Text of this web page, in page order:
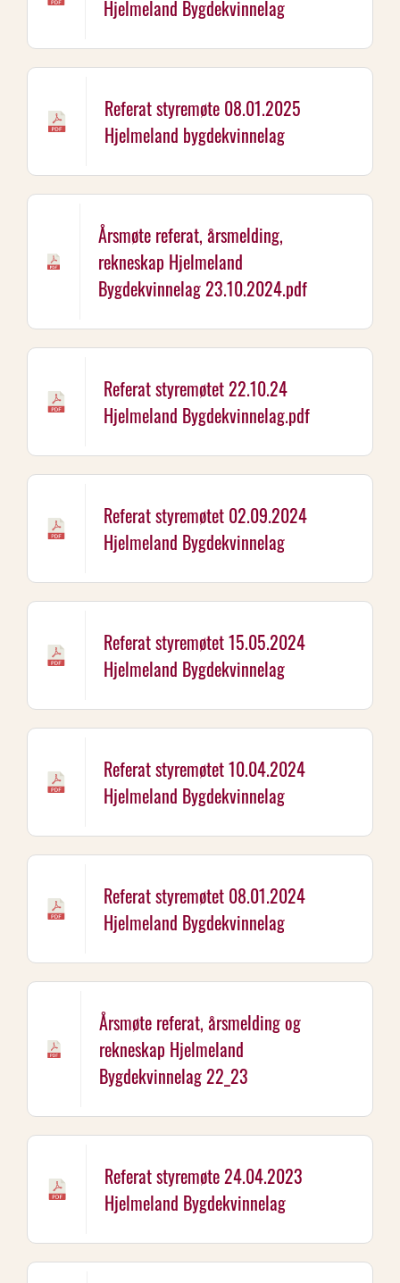
Hjelmeland Bygdekvinnelag
Referat styremøte 08.01.2025
Hjelmeland bygdekvinnelag
Årsmøte referat, årsmelding,
rekneskap Hjelmeland
Bygdekvinnelag 23.10.2024.pdf
Referat styremøtet 22.10.24
Hjelmeland Bygdekvinnelag.pdf
Referat styremøtet 02.09.2024
Hjelmeland Bygdekvinnelag
Referat styremøtet 15.05.2024
Hjelmeland Bygdekvinnelag
Referat styremøtet 10.04.2024
Hjelmeland Bygdekvinnelag
Referat styremøtet 08.01.2024
Hjelmeland Bygdekvinnelag
Årsmøte referat, årsmelding og
rekneskap Hjelmeland
Bygdekvinnelag 22_23
Referat styremøte 24.04.2023
Hjelmeland Bygdekvinnelag